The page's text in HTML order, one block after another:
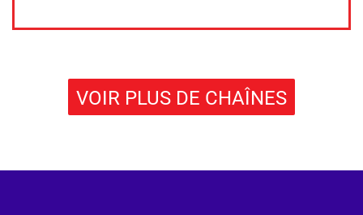
VOIR PLUS DE CHAÎNES